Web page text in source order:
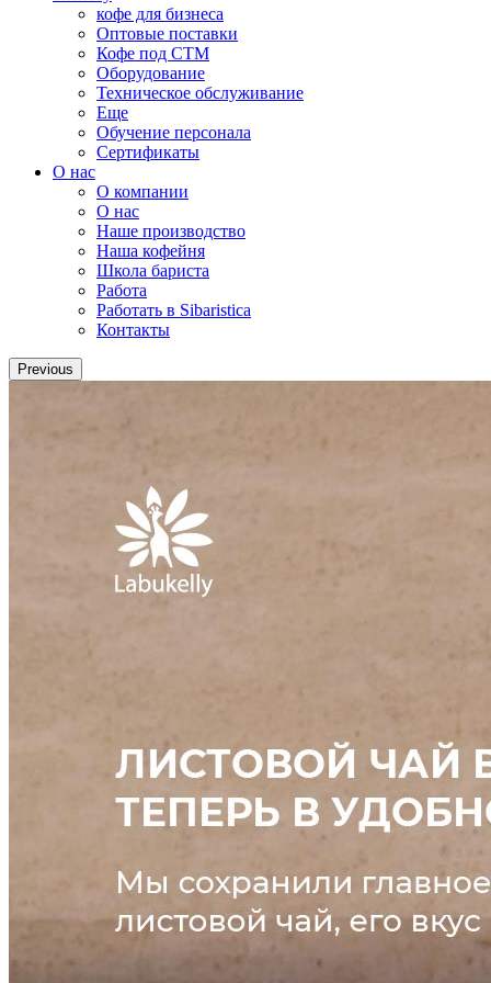
кофе для бизнеса
Оптовые поставки
Кофе под СТМ
Оборудование
Техническое обслуживание
Еще
Обучение персонала
Сертификаты
О нас
O компании
О нас
Наше производство
Наша кофейня
Школа бариста
Работа
Работать в Sibaristica
Контакты
Previous